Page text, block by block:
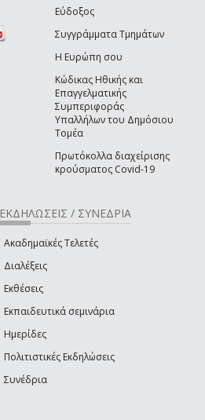
Εύδοξος
Συγγράμματα Τμημάτων
Η Ευρώπη σου
Κώδικας Ηθικής και
Επαγγελματικής
Συμπεριφοράς
Υπαλλήλων του Δημόσιου
Τομέα
Πρωτόκολλα διαχείρισης
κρούσματος Covid-19
ΕΚΔΗΛΩΣΕΙΣ / ΣΥΝΕΔΡΙΑ
Ακαδημαϊκές Τελετές
Διαλέξεις
Εκθέσεις
Εκπαιδευτικά σεμινάρια
Ημερίδες
Πολιτιστικές Εκδηλώσεις
Συνέδρια